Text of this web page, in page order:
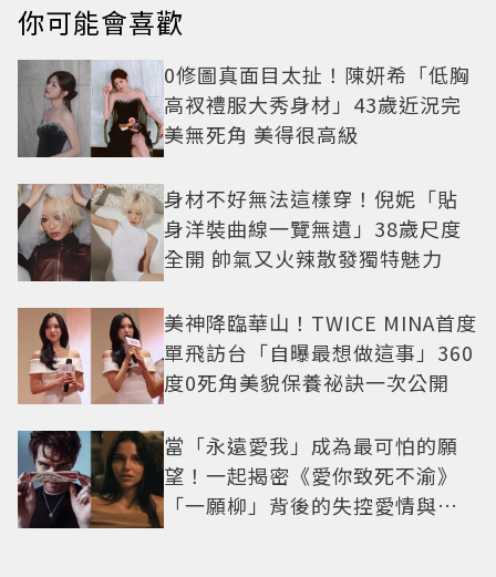
你可能會喜歡
0修圖真面目太扯！陳妍希「低胸
高衩禮服大秀身材」43歲近況完
美無死角 美得很高級
身材不好無法這樣穿！倪妮「貼
身洋裝曲線一覽無遺」38歲尺度
全開 帥氣又火辣散發獨特魅力
美神降臨華山！TWICE MINA首度
單飛訪台「自曝最想做這事」360
度0死角美貌保養祕訣一次公開
當「永遠愛我」成為最可怕的願
望！一起揭密《愛你致死不渝》
「一願柳」背後的失控愛情與爆